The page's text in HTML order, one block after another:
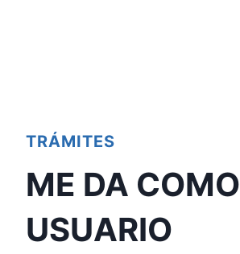
TRÁMITES
ME DA COMO
USUARIO